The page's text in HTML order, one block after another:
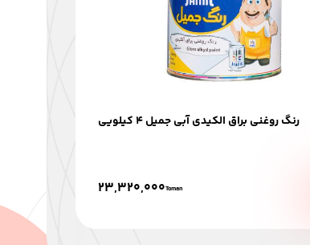
رنگ روغنی براق الکیدی آبی جمیل 4 کیلویی
23,320,000Toman